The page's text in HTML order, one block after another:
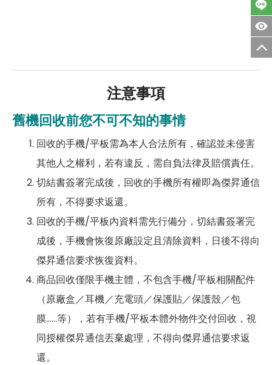
注意事項
舊機回收前您不可不知的事情
回收的手機/平板需為本人合法所有，確認並未侵害
其他人之權利，若有違反，需自負法律及賠償責任。
切結書簽署完成後，回收的手機所有權即為傑昇通信
所有，不得要求返還。
回收的手機/平板內資料需先行備分，切結書簽署完
成後，手機會恢復原廠設定且清除資料，日後不得向
傑昇通信要求恢復資料。
商品回收僅限手機主體，不包含手機/平板相關配件
（原廠盒／耳機／充電頭／保護貼／保護殼／包
膜……等），若有手機/平板本體外物件交付回收，視
同授權傑昇通信丟棄處理，不得向傑昇通信要求返
還。